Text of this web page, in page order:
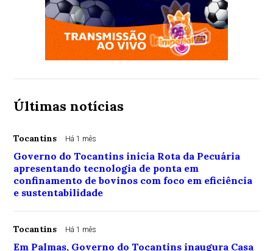
Últimas notícias
Tocantins Há 1 mês
Governo do Tocantins inicia Rota da Pecuária
apresentando tecnologia de ponta em
confinamento de bovinos com foco em eficiência
e sustentabilidade
Tocantins Há 1 mês
Em Palmas, Governo do Tocantins inaugura Casa